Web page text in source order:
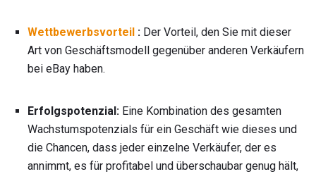
Wettbewerbsvorteil : Der Vorteil, den Sie mit dieser
Art von Geschäftsmodell gegenüber anderen Verkäufern
bei eBay haben.
Erfolgspotenzial: Eine Kombination des gesamten
Wachstumspotenzials für ein Geschäft wie dieses und
die Chancen, dass jeder einzelne Verkäufer, der es
annimmt, es für profitabel und überschaubar genug hält,